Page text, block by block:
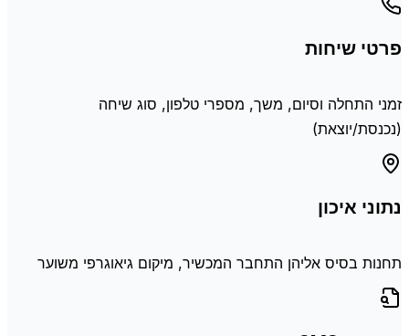
פרטי שיחות
זמני התחלה וסיום, משך, מספרי טלפון, סוג שיחה
(נכנסת/יוצאת)
נתוני איכון
תחנות בסיס אליהן התחבר המכשיר, מיקום גיאוגרפי משוער